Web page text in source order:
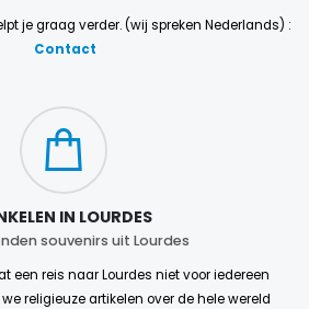
je graag verder. (wij spreken Nederlands) :
Contact
IN LOURDES
souvenirs uit Lourdes
een reis naar Lourdes niet voor iedereen
religieuze artikelen over de hele wereld